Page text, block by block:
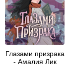
Глазами призрака
- Амалия Лик